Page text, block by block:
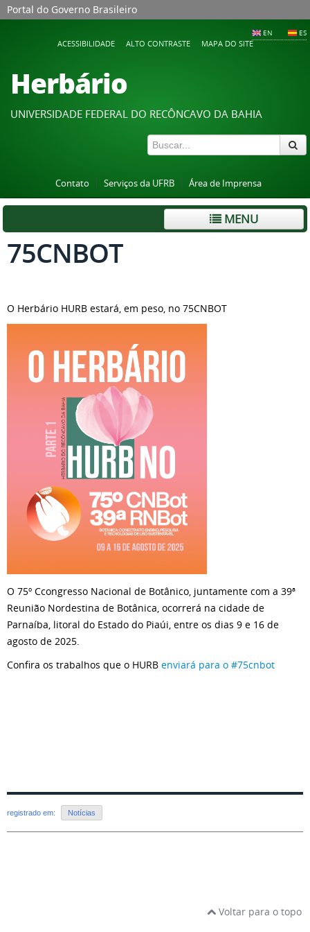
Portal do Governo Brasileiro
EN ES
ACESSIBILIDADE ALTO CONTRASTE MAPA DO SITE
Herbário
UNIVERSIDADE FEDERAL DO RECÔNCAVO DA BAHIA
Contato Serviços da UFRB Área de Imprensa
MENU
75CNBOT
O Herbário HURB estará, em peso, no 75CNBOT
O 75º Ccongresso Nacional de Botânico, juntamente com a 39ª
Reunião Nordestina de Botânica, ocorrerá na cidade de
Parnaíba, litoral do Estado do Piaúi, entre os dias 9 e 16 de
agosto de 2025.
Confira os trabalhos que o HURB enviará para o #75cnbot
registrado em: Notícias
Voltar para o topo